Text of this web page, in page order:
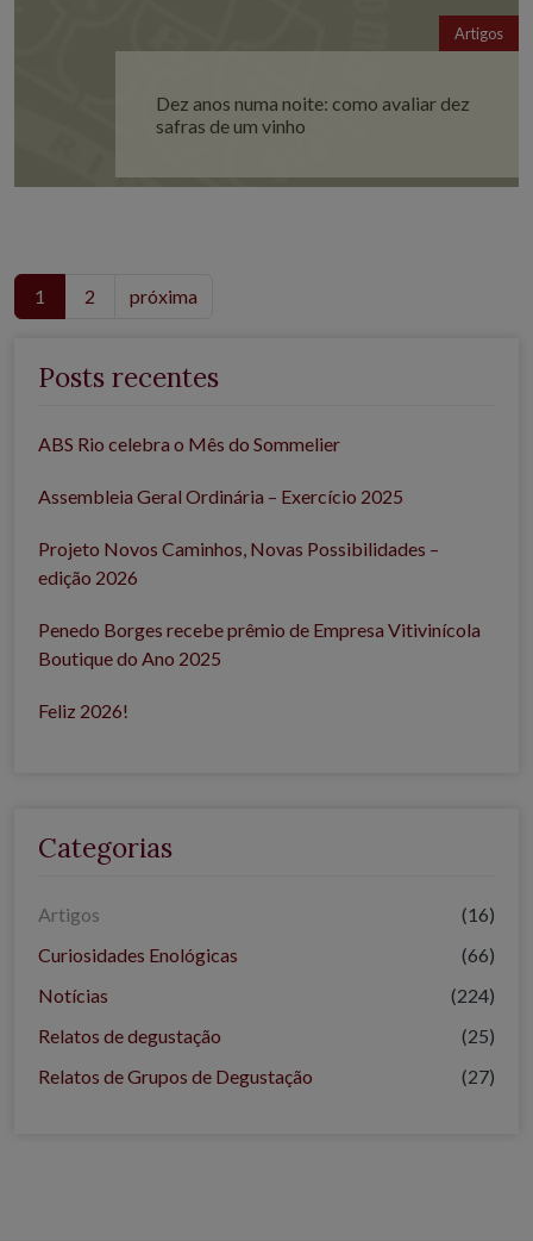
Artigos
Dez anos numa noite: como avaliar dez
safras de um vinho
1 2 próxima
Posts recentes
ABS Rio celebra o Mês do Sommelier
Assembleia Geral Ordinária – Exercício 2025
Projeto Novos Caminhos, Novas Possibilidades –
edição 2026
Penedo Borges recebe prêmio de Empresa Vitivinícola
Boutique do Ano 2025
Feliz 2026!
Categorias
Artigos
(16)
Curiosidades Enológicas
(66)
Notícias
(224)
Relatos de degustação
(25)
Relatos de Grupos de Degustação
(27)